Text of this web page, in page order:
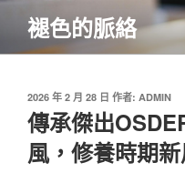
主
褪色的脈絡
發
佈
於
2026 年 2 月 28 日 作者: ADMIN
傳承傑出
風，修養時期